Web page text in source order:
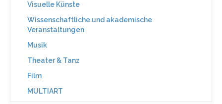
Visuelle Künste
Wissenschaftliche und akademische
Veranstaltungen
Musik
Theater & Tanz
Film
MULTIART